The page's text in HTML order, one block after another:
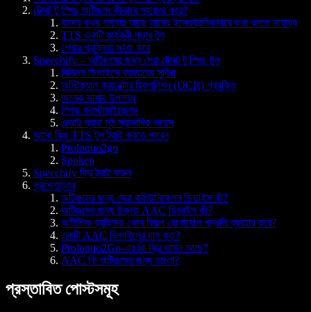
টেক্সট টু স্পিচ অটিজমে কীভাবে সহায়তা করে?
যাদের কথ্য সমস্যা আছে তাদের ইলেকট্রনিকভাবে কথা বলতে সাহায্য
TTS একটি কার্যকরী পড়ার টুল
শেখার প্রক্রিয়া সহজ করে
Speechify – অটিজমের জন্য সেরা টেক্সট টু স্পিচ টুল
বিভিন্ন ডিভাইসে ব্যবহারের সুবিধা
অপ্টিক্যাল ক্যারেক্টার রিকগনিশন (OCR) প্রযুক্তি
অনেক ভাষায় উপলব্ধ
স্পিড কাস্টোমাইজেশন
এআই দ্বারা সৃষ্ট স্বাভাবিক ভয়েস
আরো কিছু TTS টুল ট্রাই করতে পারেন
Proloquo2go
Spoken
Speechify ফ্রি ট্রাই করুন
প্রশ্নোত্তর
অটিজমের জন্য সেরা কমিউনিকেশন ডিভাইস কী?
অটিজমের জন্য উন্নত AAC ডিভাইস কী?
অটিস্টিক ব্যক্তিরা কোন বিকল্প যোগাযোগ পদ্ধতি ব্যবহার করে?
একটি AAC ডিভাইসের দাম কত?
Proloquo2Go-এর কি ফ্রি ভার্সন আছে?
AAC কি অটিজমের জন্য ভালো?
প্রস্তাবিত পোস্টসমূহ